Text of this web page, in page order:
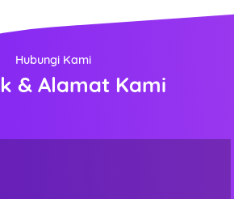
Hubungi Kami
& Alamat Kami